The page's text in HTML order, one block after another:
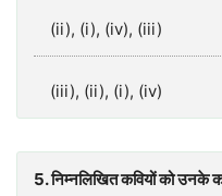
(ii), (i), (iv), (iii)
(iii), (ii), (i), (iv)
5. निम्नलिखित कवियों को उनके